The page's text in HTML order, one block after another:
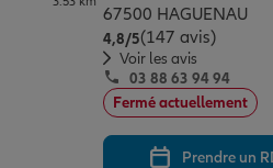
67500 HAGUENAU
4,8/5Note de 4.8 sur 5
(147 avis)
Voir les avis
03 88 63 94 94
Fermé actuellement
Prendre un